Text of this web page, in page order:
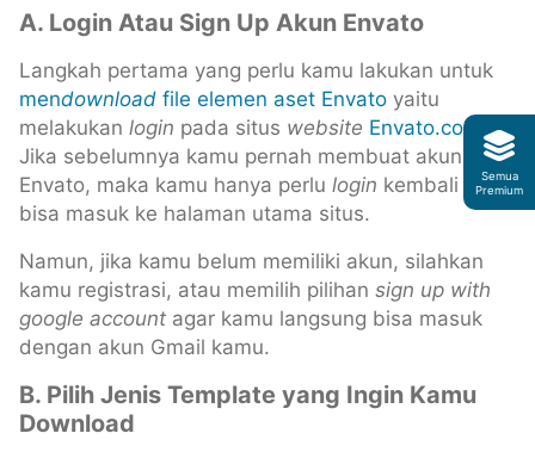
A. Login Atau Sign Up Akun Envato
Langkah pertama yang perlu kamu lakukan untuk
mendownload file elemen aset Envato yaitu
melakukan login pada situs website Envato.com
Jika sebelumnya kamu pernah membuat akun
Envato, maka kamu hanya perlu login kembali agar
bisa masuk ke halaman utama situs.
Namun, jika kamu belum memiliki akun, silahkan
kamu registrasi, atau memilih pilihan sign up with
google account agar kamu langsung bisa masuk
dengan akun Gmail kamu.
B. Pilih Jenis Template yang Ingin Kamu
Download
Semua
Premium